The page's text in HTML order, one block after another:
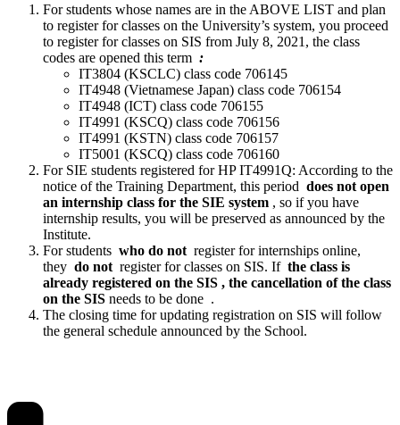
For students whose names are in the ABOVE LIST and plan
to register for classes on the University’s system, you proceed
to register for classes on SIS from July 8, 2021, the class
codes are opened this term :
IT3804 (KSCLC) class code 706145
IT4948 (Vietnamese Japan) class code 706154
IT4948 (ICT) class code 706155
IT4991 (KSCQ) class code 706156
IT4991 (KSTN) class code 706157
IT5001 (KSCQ) class code 706160
For SIE students registered for HP IT4991Q: According to the
notice of the Training Department, this period does not open
an internship class for the SIE system , so if you have
internship results, you will be preserved as announced by the
Institute.
For students who do not register for internships online,
they do not register for classes on SIS. If the class is
already registered on the SIS , the cancellation of the class
on the SIS needs to be done .
The closing time for updating registration on SIS will follow
the general schedule announced by the School.